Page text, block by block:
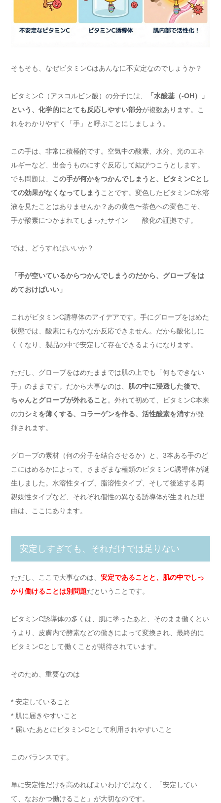
そもそも、なぜビタミンCはあんなに不安定なのでしょうか？
ビタミンC（アスコルビン酸）の分子には、
「水酸基（-OH）」
という、化学的にとても反応しやすい部分が複数あります。こ
れをわかりやすく「手」と呼ぶことにしましょう。
この手は、非常に積極的です。空気中の酸素、水分、光のエネ
ルギーなど、出会うものにすぐ反応して結びつこうとします。
でも問題は、 この手が何かをつかんでしまうと、ビタミンCとし
ての効果がなくなってしまう ことです。変色したビタミンC水溶
液を見たことはありませんか？あの黄色〜茶色への変色こそ、
手が酸素につかまれてしまったサイン——酸化の証拠です。
では、どうすればいいか？
「手が空いているからつかんでしまうのだから、グローブをは
めておけばいい」
これがビタミンC誘導体のアイデアです。手にグローブをはめた
状態では、酸素にもなかなか反応できません。だから酸化しに
くくなり、製品の中で安定して存在できるようになります。
ただし、グローブをはめたままでは肌の上でも「何もできない
手」のままです。だから大事なのは、 肌の中に浸透した後で、
ちゃんとグローブが外れること 。外れて初めて、ビタミンC本来
の力シミを薄くする、コラーゲンを作る、活性酸素を消すが発
揮されます。
グローブの素材（何の分子を結合させるか）と、3本ある手のど
こにはめるかによって、さまざまな種類のビタミンC誘導体が誕
生しました。水溶性タイプ、脂溶性タイプ、そして後述する両
親媒性タイプなど、それぞれ個性の異なる誘導体が生まれた理
由は、ここにあります。
安定しすぎても、それだけでは足りない
ただし、ここで大事なのは、 安定であることと、肌の中でしっ
かり働けることは別問題だということです。
ビタミンC誘導体の多くは、肌に塗ったあと、そのまま働くとい
うより、皮膚内で酵素などの働きによって変換され、最終的に
ビタミンCとして働くことが期待されています。
そのため、重要なのは
* 安定していること
* 肌に届きやすいこと
* 届いたあとにビタミンCとして利用されやすいこと
このバランスです。
単に安定性だけを高めればよいわけではなく、「安定してい
て、なおかつ働けること」が大切なのです。